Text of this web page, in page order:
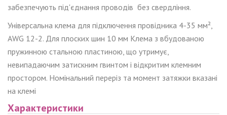
забезпечують під'єднання проводів без свердління.
Універсальна клема для підключення провідника 4-35 мм²,
AWG 12-2. Для плоских шин 10 мм Клема з вбудованою
пружинною стальною пластиною, що утримує,
невипадаючим затискним гвинтом і відкритим клемним
простором. Номінальний переріз та момент затяжки вказані
на клемі
Характеристики